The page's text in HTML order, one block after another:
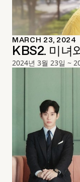
MARCH 23, 2024
KBS2. 미녀
2024년 3월 23일 ~